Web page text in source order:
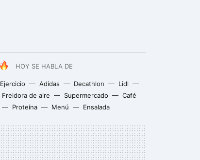
HOY SE HABLA DE
Ejercicio Adidas Decathlon
Lidl
Freidora de aire
Supermercado
Café
Proteína
Menú Ensalada